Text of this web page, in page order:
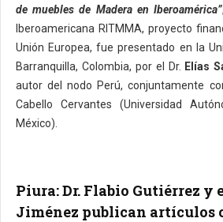
de muebles de Madera en Iberoamérica”
Iberoamericana RITMMA, proyecto
Unión Europea, fue presentado en la
Barranquilla, Colombia, por el Dr. Elías
autor del nodo Perú, conjuntamente
Cabello Cervantes (Universidad
México).
Piura: Dr. Flabio Gutiérrez y
Jiménez publican artículos